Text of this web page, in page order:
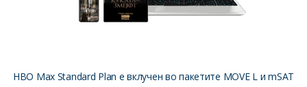
HBO Max Standard Plan е вклучен во пакетите MOVE L и mSAT